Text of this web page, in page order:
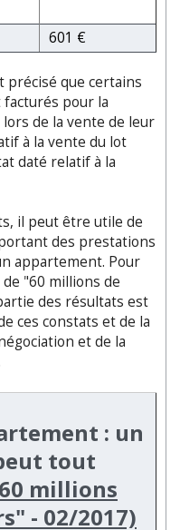
601 €
précisé que certains
pour la
de la vente de leur
à la vente du lot
daté relatif à la
il peut être utile de
des prestations
appartement. Pour
"60 millions de
des résultats est
ces constats et de la
et de la
: un
tout
millions
- 02/2017)